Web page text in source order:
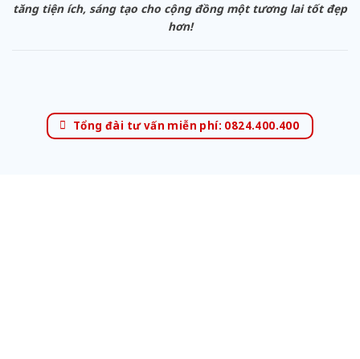
tăng tiện ích, sáng tạo cho cộng đồng một tương lai tốt đẹp
hơn!
Tổng đài tư vấn miễn phí: 0824.400.400